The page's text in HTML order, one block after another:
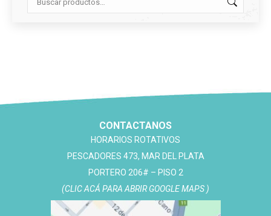
CONTACTANOS
HORARIOS ROTATIVOS
PESCADORES 473, MAR DEL PLATA
PORTERO 206# – PISO 2
(CLIC ACÁ PARA ABRIR GOOGLE MAPS )